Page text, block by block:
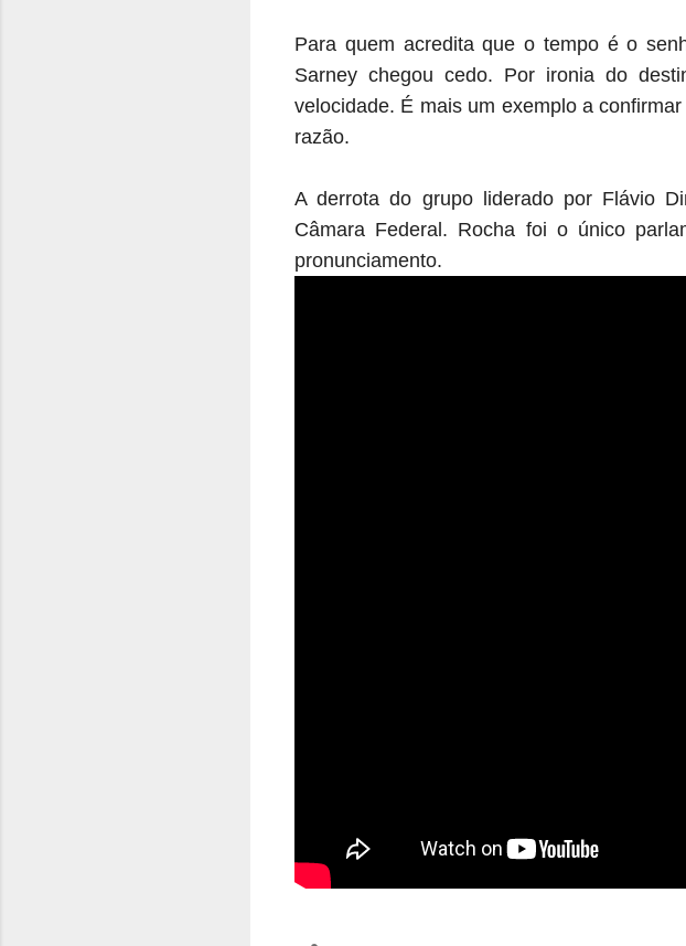
Para quem acredita que o tempo é o
Sarney chegou cedo. Por ironia do
velocidade. É mais um exemplo a
razão.
A derrota do grupo liderado por Flávio
Câmara Federal. Rocha foi o único
pronunciamento.